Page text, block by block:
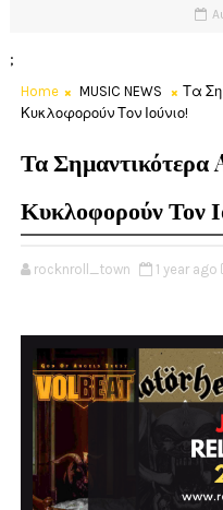
;
Home MUSIC NEWS
Τα
Κυκλοφορούν Τον Ιούνιο!
Τα
Κυκλοφορούν Τον
rocknroll_town 1 year ago